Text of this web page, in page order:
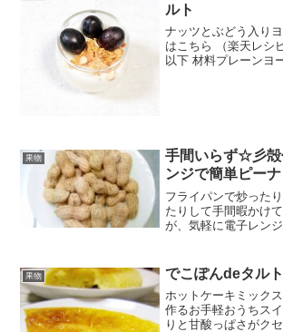
ルト
ナッツとぶどう入り
はこちら （楽天レシ
以下 材料プレーンヨ
果物
手間いらず☆彡殻
ンジで簡単ピー
フライパンで炒った
たりして手間暇かけ
が、気軽に電子レン
レシピ） 5分以内 指
花生（天日乾燥済...
果物 でこぽんdeタル
ホットケーキミック
作るお手軽おうちス
りと甘酸っぱさがク